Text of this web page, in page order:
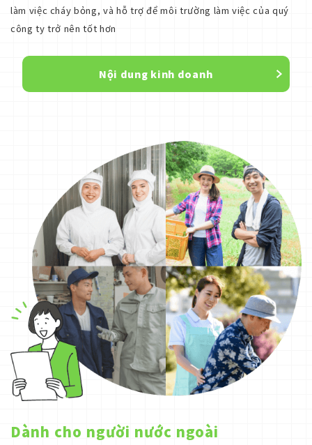
làm việc cháy bỏng, và hỗ trợ để môi trường làm việc của quý
công ty trở nên tốt hơn
Nội dung kinh doanh
Dành cho người nước ngoài